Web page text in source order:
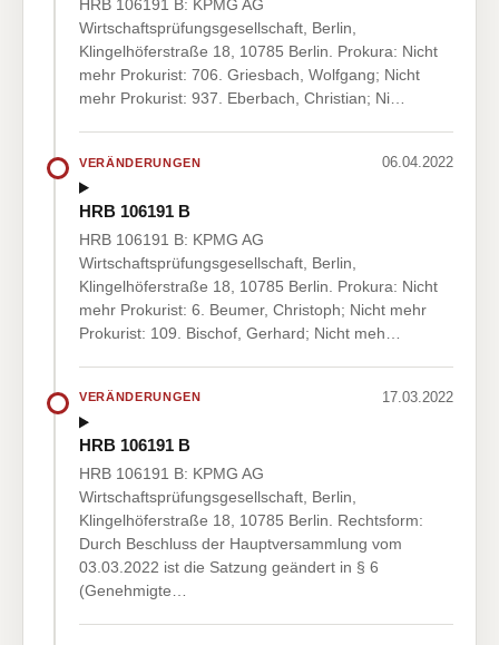
HRB 106191 B: KPMG AG
Wirtschaftsprüfungsgesellschaft, Berlin,
Klingelhöferstraße 18, 10785 Berlin. Prokura: Nicht
mehr Prokurist: 706. Griesbach, Wolfgang; Nicht
mehr Prokurist: 937. Eberbach, Christian; Ni…
VERÄNDERUNGEN 06.04.2022
HRB 106191 B
HRB 106191 B: KPMG AG
Wirtschaftsprüfungsgesellschaft, Berlin,
Klingelhöferstraße 18, 10785 Berlin. Prokura: Nicht
mehr Prokurist: 6. Beumer, Christoph; Nicht mehr
Prokurist: 109. Bischof, Gerhard; Nicht meh…
VERÄNDERUNGEN 17.03.2022
HRB 106191 B
HRB 106191 B: KPMG AG
Wirtschaftsprüfungsgesellschaft, Berlin,
Klingelhöferstraße 18, 10785 Berlin. Rechtsform:
Durch Beschluss der Hauptversammlung vom
03.03.2022 ist die Satzung geändert in § 6
(Genehmigte…